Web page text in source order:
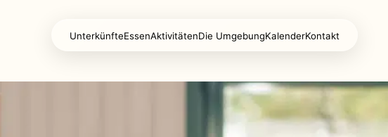
UnterkünfteEssenAktivitätenDie UmgebungKalenderKontakt